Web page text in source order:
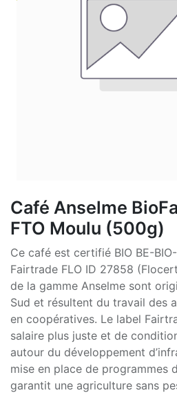
Café Anselme
FTO Moulu (500g)
Ce café est certifié BIO BE-
Fairtrade FLO ID 27858
de la gamme Anselme sont
Sud et résultent du travail des
en coopératives. Le label
salaire plus juste et de
autour du développement
mise en place de programmes
garantit une agriculture sans